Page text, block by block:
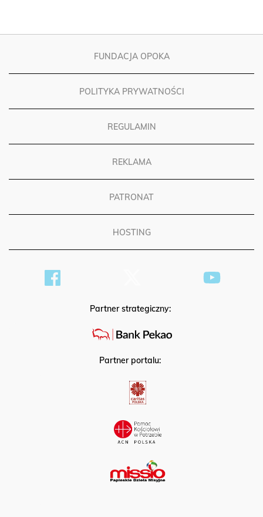
FUNDACJA OPOKA
POLITYKA PRYWATNOŚCI
REGULAMIN
REKLAMA
PATRONAT
HOSTING
Partner strategiczny:
Partner portalu: